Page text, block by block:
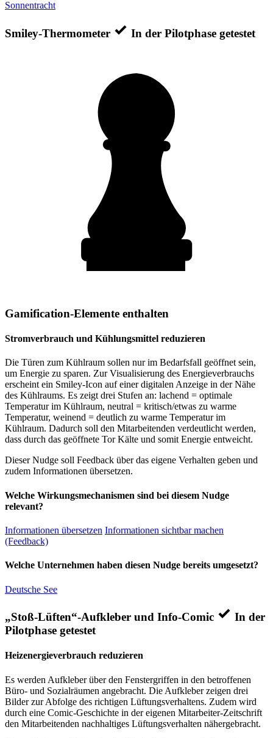
Sonnentracht
Smiley-Thermometer In der Pilotphase getestet
Gamification-Elemente enthalten
Stromverbrauch und Kühlungsmittel reduzieren
Die Türen zum Kühlraum sollen nur im Bedarfsfall geöffnet sein,
um Energie zu sparen. Zur Visualisierung des Energieverbrauchs
erscheint ein Smiley-Icon auf einer digitalen Anzeige in der Nähe
des Kühlraums. Es zeigt drei Stufen an: lachend = optimale
Temperatur im Kühlraum, neutral = kritisch/etwas zu warme
Temperatur, weinend = deutlich zu warme Temperatur im
Kühlraum. Dadurch soll den Mitarbeitenden verdeutlicht werden,
dass durch das geöffnete Tor Kälte und somit Energie entweicht.
Dieser Nudge soll Feedback über das eigene Verhalten geben und
zudem Informationen übersetzen.
Welche Wirkungsmechanismen sind bei diesem Nudge
relevant?
Informationen übersetzen Informationen sichtbar machen
(Feedback)
Welche Unternehmen haben diesen Nudge bereits umgesetzt?
Deutsche See
„Stoß-Lüften“-Aufkleber und Info-Comic
In der
Pilotphase getestet
Heizenergieverbrauch reduzieren
Es werden Aufkleber über den Fenstergriffen in den betroffenen
Büro- und Sozialräumen angebracht. Die Aufkleber zeigen drei
Bilder zur Abfolge des richtigen Lüftungsverhaltens. Zudem wird
durch eine Comic-Geschichte in der eigenen Mitarbeiter-Zeitschrift
den Mitarbeitenden nachhaltiges Lüftungsverhalten nähergebracht.